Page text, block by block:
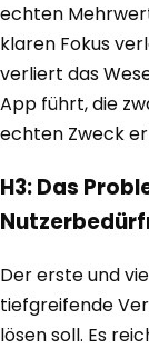
echten
klaren Fokus
verliert das
App führt, die
echten Zweck
H3: Das
Der erste und
tiefgreifende
lösen soll. Es